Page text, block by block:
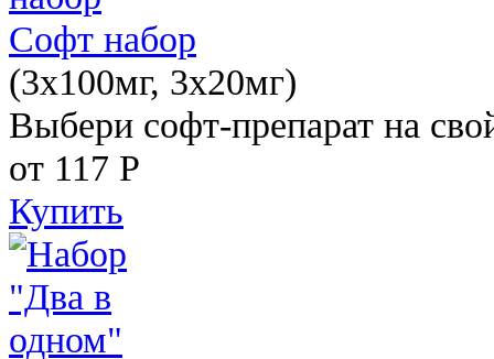
Софт набор
(3x100мг, 3x20мг)
Выбери софт-препарат на
от 117 Р
Купить